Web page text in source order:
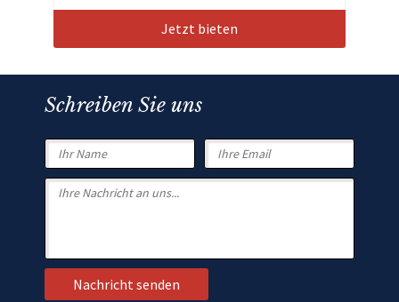
Jetzt bieten
Schreiben Sie uns